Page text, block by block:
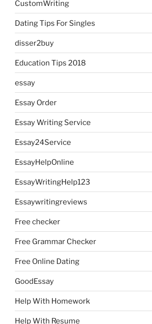
CustomWriting
Dating Tips For Singles
disser2buy
Education Tips 2018
essay
Essay Order
Essay Writing Service
Essay24Service
EssayHelpOnline
EssayWritingHelp123
Essaywritingreviews
Free checker
Free Grammar Checker
Free Online Dating
GoodEssay
Help With Homework
Help With Resume